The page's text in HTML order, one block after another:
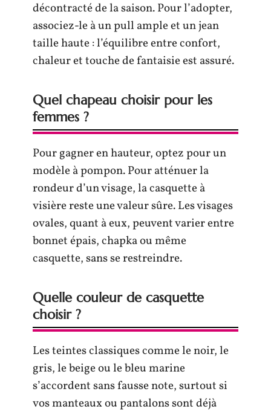
décontracté de la saison. Pour l’adopter,
associez-le à un pull ample et un jean
taille haute : l’équilibre entre confort,
chaleur et touche de fantaisie est assuré.
Quel chapeau choisir pour les
femmes ?
Pour gagner en hauteur, optez pour un
modèle à pompon. Pour atténuer la
rondeur d’un visage, la casquette à
visière reste une valeur sûre. Les visages
ovales, quant à eux, peuvent varier entre
bonnet épais, chapka ou même
casquette, sans se restreindre.
Quelle couleur de casquette
choisir ?
Les teintes classiques comme le noir, le
gris, le beige ou le bleu marine
s’accordent sans fausse note, surtout si
vos manteaux ou pantalons sont déjà